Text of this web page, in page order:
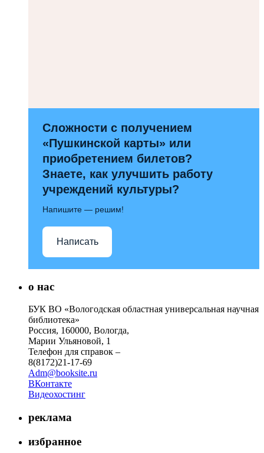
Сложности с получением
«Пушкинской карты» или
приобретением билетов?
Знаете, как улучшить работу
учреждений культуры?
Напишите — решим!
Написать
о нас
БУК ВО «Вологодская областная универсальная научная
библиотека»
Россия, 160000, Вологда,
Марии Ульяновой, 1
Телефон для справок –
8(8172)21-17-69
Adm@booksite.ru
ВКонтакте
Видеохостинг
реклама
избранное